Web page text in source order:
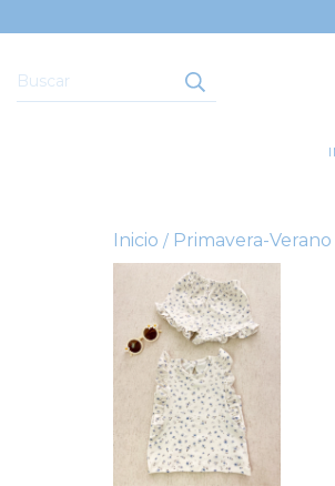
Inicio / Primavera-Verano